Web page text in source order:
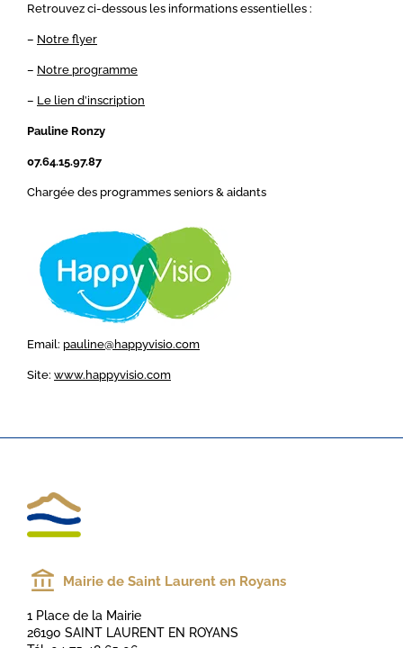
Retrouvez ci-dessous les informations essentielles :
– Notre flyer
– Notre programme
– Le lien d’inscription
Pauline Ronzy
07.64.15.97.87
Chargée des programmes seniors & aidants
Email: pauline@happyvisio.com
Site: www.happyvisio.com
Mairie de Saint Laurent en Royans
1 Place de la Mairie
26190 SAINT LAURENT EN ROYANS